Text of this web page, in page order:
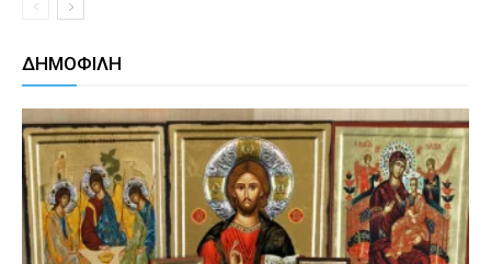
ΔΗΜΟΦΙΛΗ